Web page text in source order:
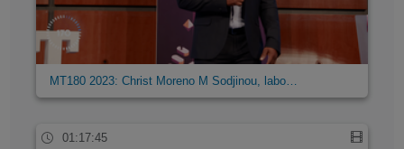
MT180 2023: Christ Moreno M Sodjinou, labo…
01:17:45